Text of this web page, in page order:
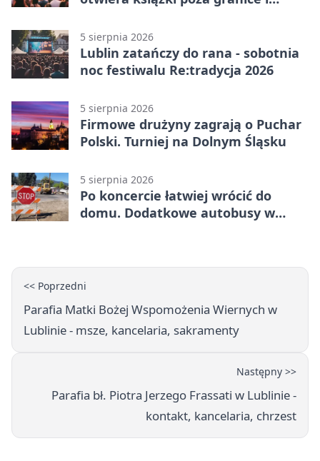
5 sierpnia 2026
Lublin zatańczy do rana - sobotnia
noc festiwalu Re:tradycja 2026
5 sierpnia 2026
Firmowe drużyny zagrają o Puchar
Polski. Turniej na Dolnym Śląsku
5 sierpnia 2026
Po koncercie łatwiej wrócić do
domu. Dodatkowe autobusy w
<< Poprzedni
Parafia Matki Bożej Wspomożenia Wiernych w
Lublinie - msze, kancelaria, sakramenty
Następny >>
Parafia bł. Piotra Jerzego Frassati w Lublinie -
kontakt, kancelaria, chrzest